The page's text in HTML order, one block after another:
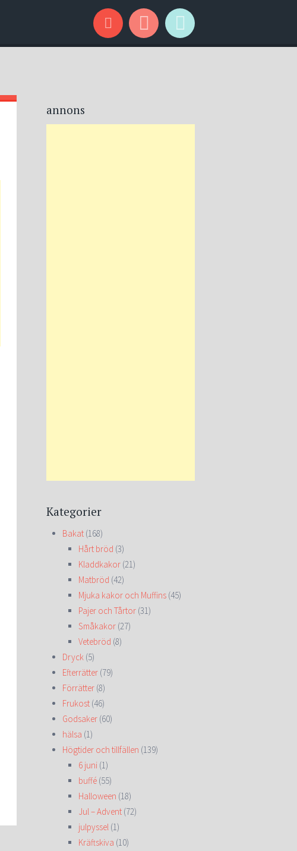
annons
Kategorier
Bakat (168)
Hårt bröd (3)
Kladdkakor (21)
Matbröd (42)
Mjuka kakor och Muffins (45)
Pajer och Tårtor (31)
Småkakor (27)
Vetebröd (8)
Dryck (5)
Efterrätter (79)
Förrätter (8)
Frukost (46)
Godsaker (60)
hälsa (1)
Högtider och tillfällen (139)
6 juni (1)
buffé (55)
Halloween (18)
Jul – Advent (72)
julpyssel (1)
Kräftskiva (10)